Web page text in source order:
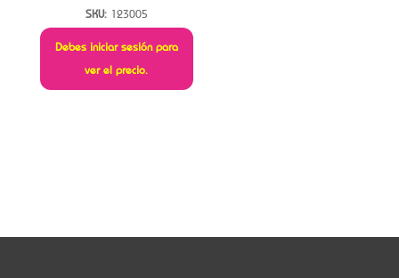
SKU: 123005
Debes iniciar sesión para
ver el precio.